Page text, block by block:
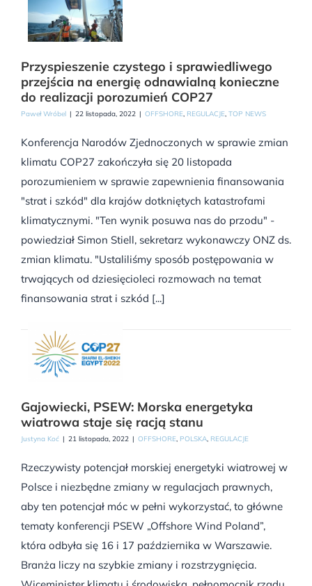
Przyspieszenie czystego i sprawiedliwego
przejścia na energię odnawialną konieczne
do realizacji porozumień COP27
Paweł Wróbel | 22 listopada, 2022 | OFFSHORE, REGULACJE, TOP NEWS
Konferencja Narodów Zjednoczonych w sprawie zmian
klimatu COP27 zakończyła się 20 listopada
porozumieniem w sprawie zapewnienia finansowania
"strat i szkód" dla krajów dotkniętych katastrofami
klimatycznymi. "Ten wynik posuwa nas do przodu" -
powiedział Simon Stiell, sekretarz wykonawczy ONZ ds.
zmian klimatu. "Ustaliliśmy sposób postępowania w
trwających od dziesięcioleci rozmowach na temat
finansowania strat i szkód [...]
Gajowiecki, PSEW: Morska energetyka
wiatrowa staje się racją stanu
Justyna Koć | 21 listopada, 2022 | OFFSHORE POLSKA REGULACJE
Rzeczywisty potencjał morskiej energetyki wiatrowej w
Polsce i niezbędne zmiany w regulacjach prawnych,
aby ten potencjał móc w pełni wykorzystać, to główne
tematy konferencji PSEW „Offshore Wind Poland”,
która odbyła się 16 i 17 października w Warszawie.
Branża liczy na szybkie zmiany i rozstrzygnięcia.